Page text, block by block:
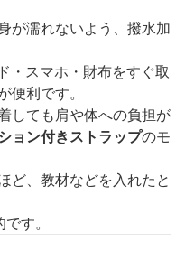
が濡れないよう、撥水加
・スマホ・財布をすぐ取
便利です。
しても肩や体への負担が
ョン付きストラップのモ
ど、教材などを入れたと
す。